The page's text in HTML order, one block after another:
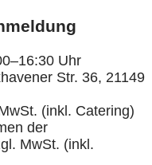
Uhr
Str. 36, 21149
(inkl. Catering)
der
MwSt. (inkl.